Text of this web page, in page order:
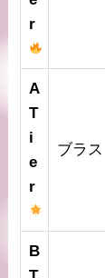
r
A
T
i
e
r
ブラ
B